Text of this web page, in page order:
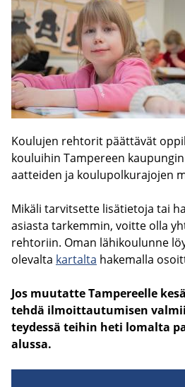
Kou­lu­jen reh­to­rit päät­tä­vät
kou­lui­hin Tam­pe­reen
aat­tei­den ja kou­lu­pol­ku­ra­jo­jen
Mi­kä­li tar­vit­set­te li­sä­tie­to­ja tai
asias­ta tar­kem­min, voit­te olla
reh­to­riin. Oman lä­hi­kou­lun­ne
ole­val­ta kar­tal­ta ha­ke­mal­la
Jos muu­tat­te Tam­pe­reel­le
tehdä il­moit­tau­tu­mi­sen
tey­des­sä tei­hin heti lo­mal­ta
alus­sa.